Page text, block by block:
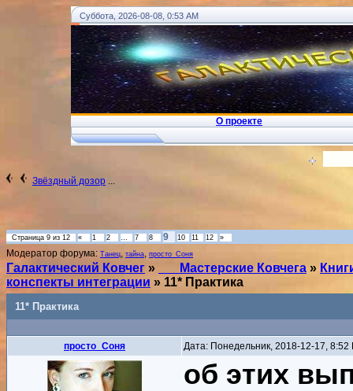
Суббота, 2026-08-08, 0:53 AM
О проекте
Вход
Звёздный дозор ...
Страница 9 из 12 « 1 2 … 7 8 9 10 11 12 »
Модератор форума: Танец, тайна, просто_Соня
Галактический Ковчег » ___Мастерские Ковчега »
конспекты интеграции » 11* Практика
11* Практика
просто_Соня Дата: Понедельник, 2018-12-17,
об этих